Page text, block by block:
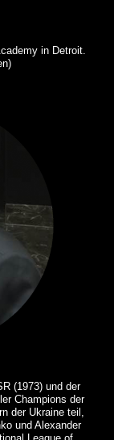
in Detroit.
(1973) und der
Champions der
der Ukraine teil,
und Alexander